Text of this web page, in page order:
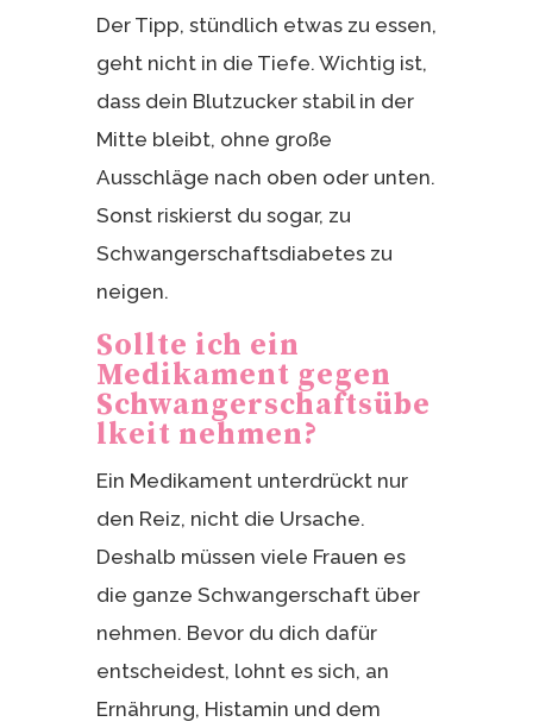
Der Tipp, stündlich etwas zu essen,
geht nicht in die Tiefe. Wichtig ist,
dass dein Blutzucker stabil in der
Mitte bleibt, ohne große
Ausschläge nach oben oder unten.
Sonst riskierst du sogar, zu
Schwangerschaftsdiabetes zu
neigen.
Sollte ich ein
Medikament gegen
Schwangerschaftsübe
lkeit nehmen?
Ein Medikament unterdrückt nur
den Reiz, nicht die Ursache.
Deshalb müssen viele Frauen es
die ganze Schwangerschaft über
nehmen. Bevor du dich dafür
entscheidest, lohnt es sich, an
Ernährung, Histamin und dem